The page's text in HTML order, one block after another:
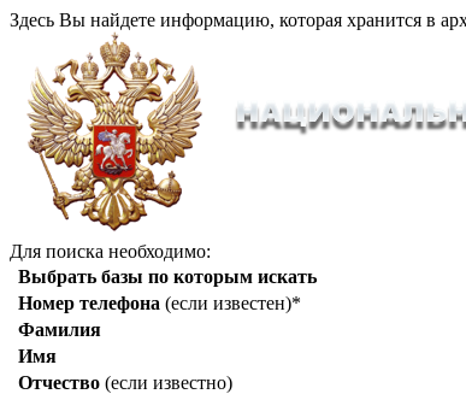
Здесь Вы найдете информацию, которая хранится в
Для поиска необходимо:
Выбрать базы по которым искать
Номер телефона (если известен)*
Фамилия
Имя
Отчество (если известно)